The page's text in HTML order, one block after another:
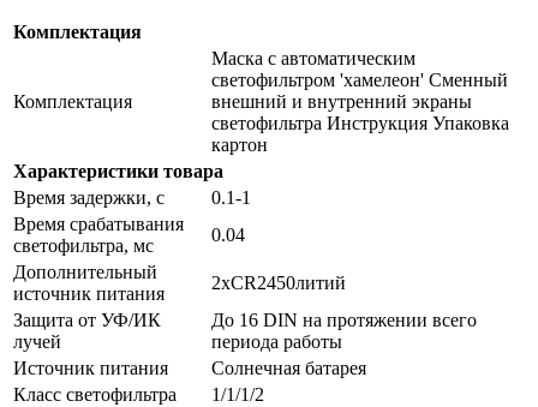
Комплектация
Комплектация
Маска с автоматическим
светофильтром 'хамелеон' Сменный
внешний и внутренний экраны
светофильтра Инструкция Упаковка
картон
Характеристики товара
Время задержки, с
0.1-1
Время срабатывания
светофильтра, мс
0.04
Дополнительный
источник питания
2хCR2450литий
Защита от УФ/ИК
лучей
До 16 DIN на протяжении всего
периода работы
Источник питания
Солнечная батарея
Класс светофильтра
1/1/1/2